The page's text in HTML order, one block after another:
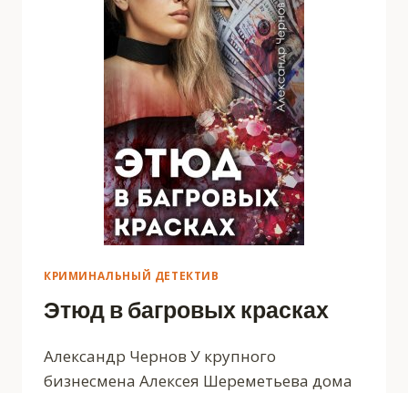
КРИМИНАЛЬНЫЙ ДЕТЕКТИВ
Этюд в багровых красках
Александр Чернов У крупного
бизнесмена Алексея Шереметьева дома